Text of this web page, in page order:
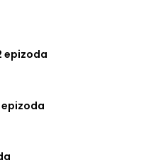
epizoda
epizoda